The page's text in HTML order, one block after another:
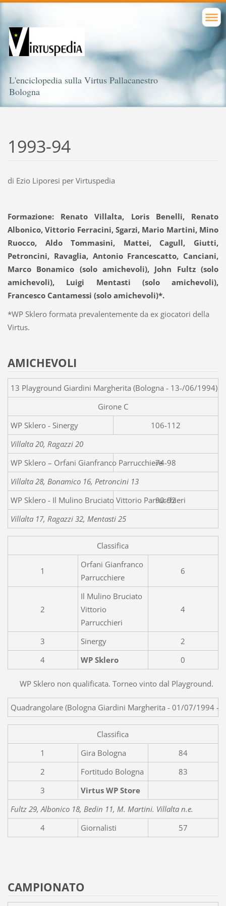
L'enciclopedia sulla Virtus Pallacanestro
Bologna
1993-94
di Ezio Liporesi per Virtuspedia
Formazione: Renato Villalta, Loris Benelli, Renato
Albonico,Vittorio Ferracini, Sgarzi, Mario Martini, Mino
Ruocco, Aldo Tommasini, Mattei, Cagull, Giutti,
Petroncini, Ravaglia, Antonio Francescatto, Canciani,
Marco Bonamico (solo amichevoli), John Fultz(solo
amichevoli), Luigi Mentasti (solo amichevoli),
Francesco Cantamessi (solo amichevoli)*.
*WP Sklero formata prevalentemente da ex giocatori della
Virtus.
AMICHEVOLI
13 Playground Giardini Margherita (Bologna - 13-/06/1994)
Girone C
WP Sklero -
106-112
Villalta 20, Ragazzi 20
WP Sklero – Orfani Gianfranco Parrucchiere74-98
Villalta 28, Bonamico 16, Petroncini 13
WP Sklero - Il Mulino Bruciato Vittorio Parrucchieri
90-92
Villalta 17, Ragazzi 32, Mentasti 25
Classifica
1
Orfani Gianfranco
Parrucchiere
6
2
Il Mulino Bruciato
Vittorio
Parrucchieri
4
3 Sinergy
2
4
WP Sklero 0
WP Sklero non qualificata. Torneo vinto dal Playground.
Quadrangolare (Bologna Giardini Margherita - 01/07/1994 -
Classifica
1
Gira Bologna
84
2
Fortitudo Bologna
83
3
Virtus WP Store
Fultz 29, Albonico 18, Bedin 11, M. Martini. Villalta n.e.
4
Giornalisti 57
CAMPIONATO